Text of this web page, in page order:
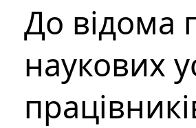
До відома
наукових